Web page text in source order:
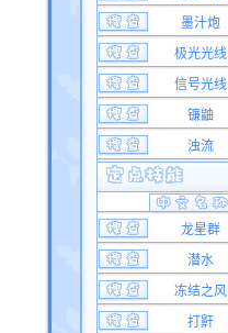
墨汁炮
极光光线
信号光线
镰鼬
浊流
龙星群
潜水
冻结之风
打鼾